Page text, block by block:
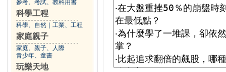
參考、考試、教科用書
科學工程
科學、自然 工業、工程
家庭親子
家庭、親子、人際
青少年、童書
玩樂天地